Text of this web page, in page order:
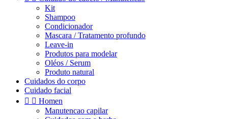
Kit
Shampoo
Condicionador
Mascara / Tratamento profundo
Leave-in
Produtos para modelar
Oléos / Serum
Produto natural
Cuidados do corpo
Cuidado facial
  Homen
Manutencao capilar